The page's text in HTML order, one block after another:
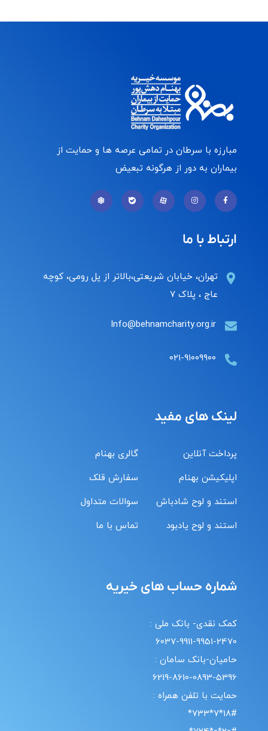
مبارزه با سرطان در تمامی عرصه ها و حمایت از
بیماران به دور از هرگونه تبعیض
ارتباط با ما
تهران، خیابان شریعتی،بالاتر از پل رومی، کوچه
عاج ، پلاک ۷
Info@behnamcharity.org.ir
۰۲۱-۹۱۰۰۹۹۰۰
لینک های مفید
پرداخت آنلاین
اپلیکیشن بهنام
استند و لوح شادباش
استند و لوح یادبود
گالری بهنام
سفارش قلک
سوالات متداول
تماس با ما
شماره حساب های خیریه
کمک نقدی- بانک ملی :
6037-9911-9951-2470
حامیان-بانک سامان :
6219-8610-0893-5396
حمایت با تلفن همراه :
18#*7*733*